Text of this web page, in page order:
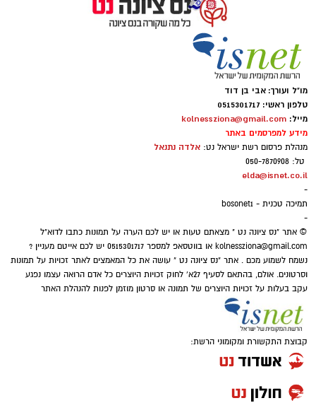
מו"ל ועורך: אבי בן דוד
טלפון ראשי: 0515301717
מייל: kolnessziona@gmail.com
מידע למפרסמים באתר
מנהלת פרסום רשת ישראל נט: אלדה נתנאל
טל: 050-7870908
elda@isnet.co.il
-
תמיכה טכנית - bosonet1
-
© אתר "נס ציונה נט " מצאתם טעות או יש לכם הערה על תמונות כתבו לדוא"ל
kolnessziona@gmail.com
או בווטסאפ למספר 0515301717 יש לכם אייטם מעניין ?
נשמח לשמוע מכם . אתר "נס ציונה נט " עושה את כל המאמצים לאתר זכויות על תמונות
וסרטונים. אולם, בהתאם לסעיף 27א' לחוק זכויות היוצרים כל אדם הרואה עצמו נפגע
עקב בעלות על זכויות היוצרים של תמונה או סרטון מוזמן לפנות להנהלת האתר
קבוצת התקשורת ומקומוני הרשת: